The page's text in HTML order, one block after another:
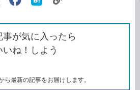
（旧
ア
Facebook
シ
ェ
ア
な
ブ
ッ
ク
ク
ク
を
コ
事が気に入ったら
いね！しよう
ら最新の記事をお届けします。